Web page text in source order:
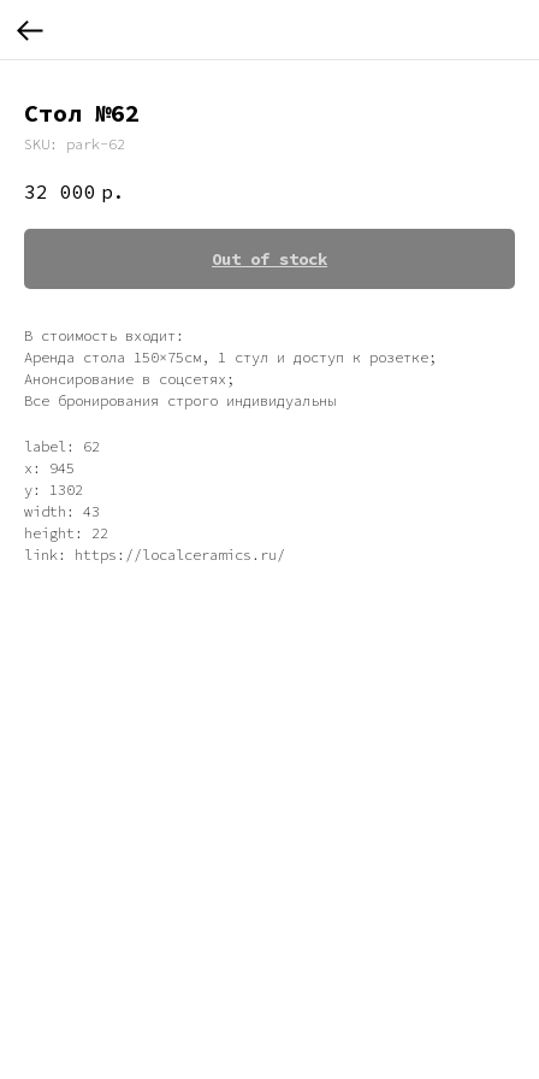
Стол №62
SKU: park-62
32 000 р.
Out of stock
В стоимость входит:
Аренда стола 150×75см, 1 стул и доступ к розетке;
Анонсирование в соцсетях;
Все бронирования строго индивидуальны
label: 62
x: 945
y: 1302
width: 43
height: 22
link: https://localceramics.ru/